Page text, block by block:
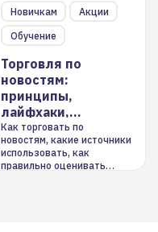
Новичкам
Акции
Обучение
Торговля по
новостям:
принципы,
лайфхаки,
инструменты
Как торговать по
новостям, какие источники
использовать, как
правильно оценивать